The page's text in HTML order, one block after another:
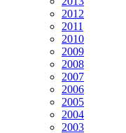
2012
2011
2010
2009
2008
2007
2006
2005
2004
2003